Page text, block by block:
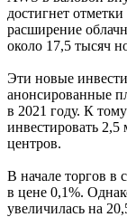
достигнет
расширение
около 17,5 тысяч
Эти новые
анонсированные
в 2021 году. К
инвестировать 2,5
центров.
В начале торгов в
в цене 0,1%.
увеличилась на